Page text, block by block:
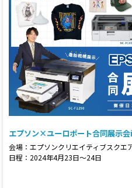
エプソン×ユーロポート合同展示
会場：エプソンクリエイティブスクエ
日程：2024年4月23日～24日